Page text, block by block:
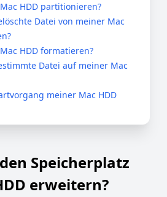
HDD partitionieren?
Datei von meiner Mac
HDD formatieren?
Datei auf meiner Mac
meiner Mac HDD
Speicherplatz
erweitern?